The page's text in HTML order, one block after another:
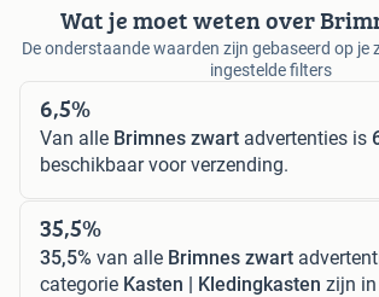
Wat je moet weten over
De onderstaande waarden zijn gebaseerd op je
ingestelde filters
6,5%
Van alle Brimnes zwart advertenties is
beschikbaar voor verzending.
35,5%
35,5% van alle Brimnes zwart
categorie Kasten | Kledingkasten zijn